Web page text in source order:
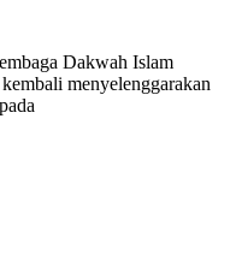
Dakwah Islam
menyelenggarakan